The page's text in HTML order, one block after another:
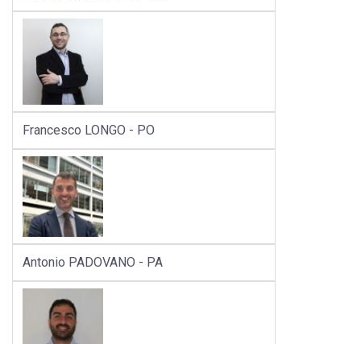
Francesco LONGO - PO
Antonio PADOVANO - PA